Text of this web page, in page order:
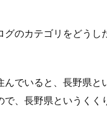
グのカテゴリをどうし
んでいると、長野県と
で、長野県というくく